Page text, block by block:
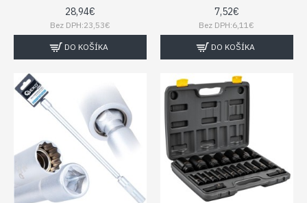
28,94€
Bez DPH:23,53€
DO KOŠÍKA
7,52€
Bez DPH:6,11€
DO KOŠÍKA